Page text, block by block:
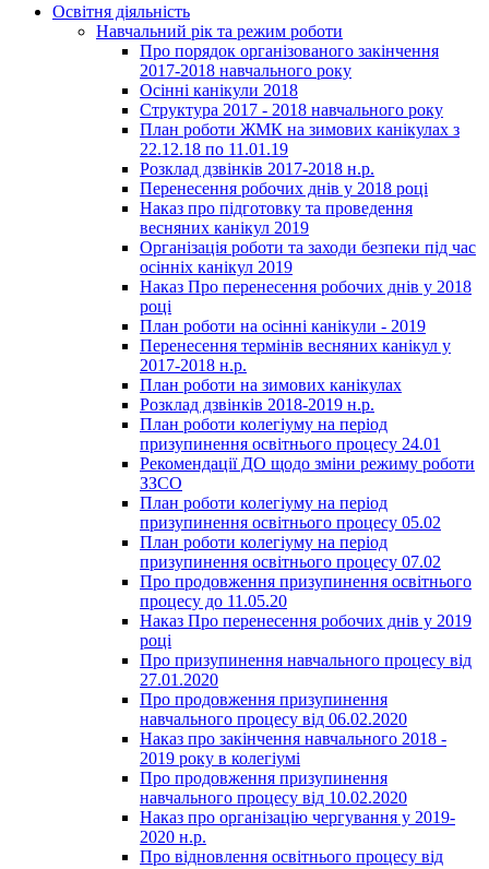
Освітня діяльність
Навчальний рік та режим роботи
Про порядок організованого закінчення
2017-2018 навчального року
Осінні канікули 2018
Структура 2017 - 2018 навчального року
План роботи ЖМК на зимових канікулах з
22.12.18 по 11.01.19
Розклад дзвінків 2017-2018 н.р.
Перенесення робочих днів у 2018 році
Наказ про підготовку та проведення
весняних канікул 2019
Організація роботи та заходи безпеки під час
осінніх канікул 2019
Наказ Про перенесення робочих днів у 2018
році
План роботи на осінні канікули - 2019
Перенесення термінів весняних канікул у
2017-2018 н.р.
План роботи на зимових канікулах
Розклад дзвінків 2018-2019 н.р.
План роботи колегіуму на період
призупинення освітнього процесу 24.01
Рекомендації ДО щодо зміни режиму роботи
ЗЗСО
План роботи колегіуму на період
призупинення освітнього процесу 05.02
План роботи колегіуму на період
призупинення освітнього процесу 07.02
Про продовження призупинення освітнього
процесу до 11.05.20
Наказ Про перенесення робочих днів у 2019
році
Про призупинення навчального процесу від
27.01.2020
Про продовження призупинення
навчального процесу від 06.02.2020
Наказ про закінчення навчального 2018 -
2019 року в колегіумі
Про продовження призупинення
навчального процесу від 10.02.2020
Наказ про організацію чергування у 2019-
2020 н.р.
Про відновлення освітнього процесу від